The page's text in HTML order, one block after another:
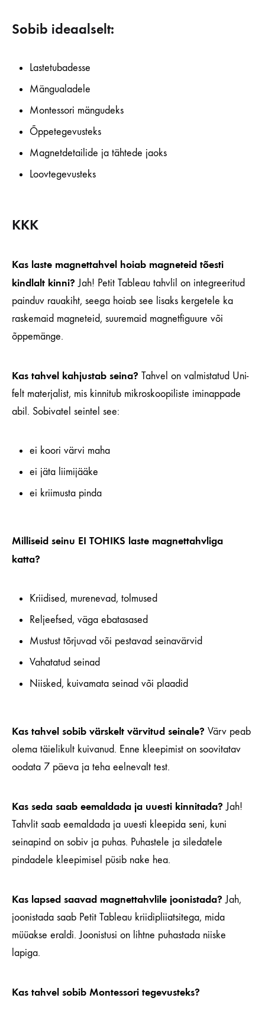
Sobib ideaalselt:
Lastetubadesse
Mängualadele
Montessori mängudeks
Õppetegevusteks
Magnetdetailide ja tähtede jaoks
Loovtegevusteks
KKK
Kas laste magnettahvel hoiab magneteid tõesti
kindlalt kinni?Jah! Petit Tableau tahvlil on integreeritud
painduv rauakiht, seega hoiab see lisaks kergetele ka
raskemaid magneteid, suuremaid magnetfiguure või
õppemänge.
Kas tahvel kahjustab seina? Tahvel on valmistatud Uni-
felt materjalist, mis kinnitub mikroskoopiliste iminappade
abil. Sobivatel seintel see:
ei koori värvi maha
ei jäta liimijääke
ei kriimusta pinda
Milliseid seinu EI TOHIKS laste magnettahvliga
katta?
Kriidised, murenevad, tolmused
Reljeefsed, väga ebatasased
Mustust tõrjuvad või pestavad seinavärvid
Vahatatud seinad
Niisked, kuivamata seinad või plaadid
Kas tahvel sobib värskelt värvitud seinale? Värv peab
olema täielikult kuivanud. Enne kleepimist on soovitatav
oodata 7 päeva ja teha eelnevalt test.
Kas seda saab eemaldada ja uuesti kinnitada?Jah!
Tahvlit saab eemaldada ja uuesti kleepida seni, kuni
seinapind on sobiv ja puhas. Puhastele ja siledatele
pindadele kleepimisel püsib nake hea.
Kas lapsed saavad magnettahvlile joonistada?Jah,
joonistada saab Petit Tableau kriidipliiatsitega, mida
müüakse eraldi. Joonistusi on lihtne puhastada niiske
lapiga.
Kas tahvel sobib Montessori tegevusteks?